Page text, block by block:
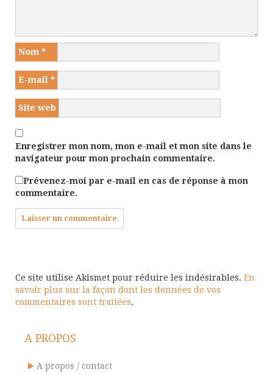
Nom *
E-mail *
Site web
Enregistrer mon nom, mon e-mail et mon site dans le
navigateur pour mon prochain commentaire.
Prévenez-moi par e-mail en cas de réponse à mon
commentaire.
Ce site utilise Akismet pour réduire les indésirables. En
savoir plus sur la façon dont les données de vos
commentaires sont traitées.
A PROPOS
A propos / contact